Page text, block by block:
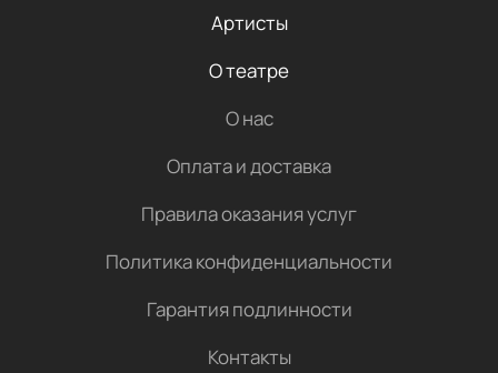
Артисты
О театре
О нас
Оплата и доставка
Правила оказания услуг
Политика конфиденциальности
Гарантия подлинности
Контакты